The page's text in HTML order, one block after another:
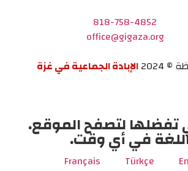
818-758-4852
office@gigaza.org
الإبادة الجماعية في غزة
تفضلها لتصفح الموقع.
في أي وقت.
Türkçe
Français